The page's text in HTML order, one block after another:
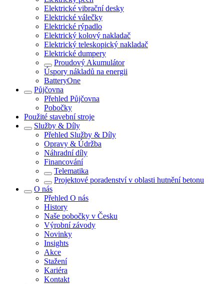
Elektrické vibrační desky
Elektrické válečky
Elektrické rýpadlo
Elektrický kolový nakladač
Elektrický teleskopický nakladač
Elektrické dumpery
Proudový Akumulátor
Úspory nákladů na energii
BatteryOne
Půjčovna
Přehled Půjčovna
Pobočky
Použité stavební stroje
Služby & Díly
Přehled Služby & Díly
Opravy & Údržba
Náhradní díly
Financování
Telematika
Projektové poradenství v oblasti hutnění betonu
O nás
Přehled O nás
History
Naše pobočky v Česku
Výrobní závody
Novinky
Insights
Akce
Stažení
Kariéra
Kontakt